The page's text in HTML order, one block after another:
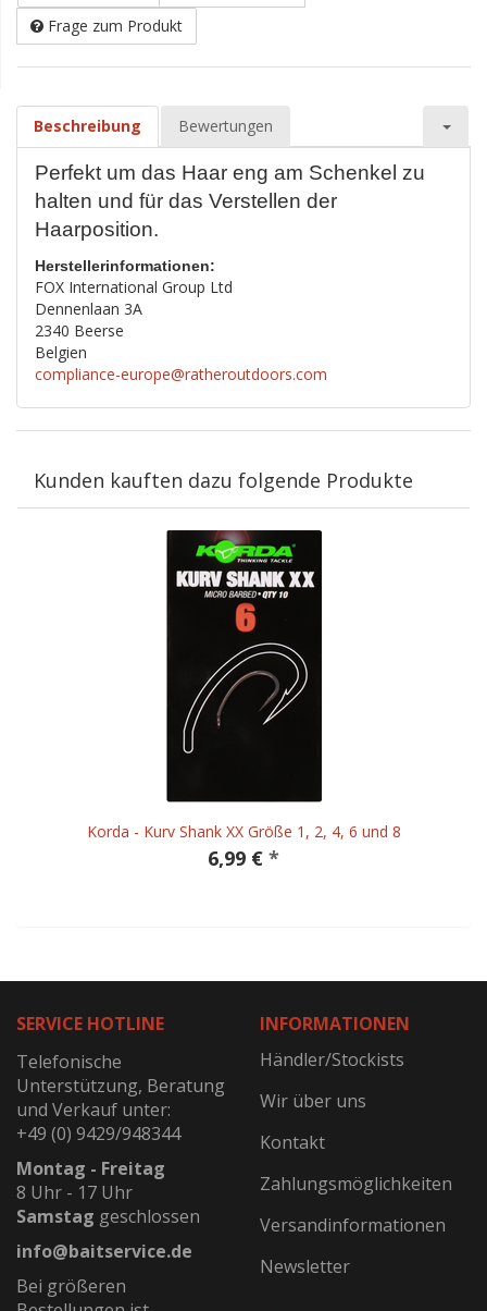
Frage zum Produkt
Beschreibung Bewertungen
Perfekt um das Haar eng am Schenkel zu
halten und für das Verstellen der
Haarposition.
Herstellerinformationen:
FOX International Group Ltd
Dennenlaan 3A
2340 Beerse
Belgien
compliance-europe@ratheroutdoors.com
Kunden kauften dazu folgende Produkte
Korda - Kurv Shank XX Größe 1, 2, 4, 6 und 8
6,99 € *
SERVICE HOTLINE
Telefonische
Unterstützung, Beratung
und Verkauf unter:
+49 (0) 9429/948344
Montag - Freitag
8 Uhr - 17 Uhr
Samstag geschlossen
info@baitservice.de
Bei größeren
INFORMATIONEN
Händler/Stockists
Wir über uns
Kontakt
Zahlungsmöglichkeiten
Versandinformationen
Newsletter